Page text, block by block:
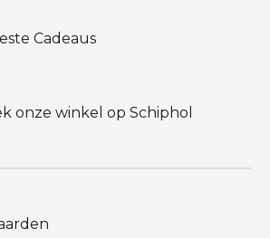
Cadeaus
onze winkel op Schiphol